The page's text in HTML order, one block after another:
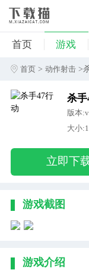
首页 游戏
首页 >动作射击 >
杀
版本
大小
立即下
游戏截图
游戏介绍